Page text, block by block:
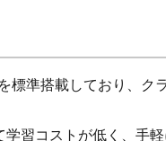
標準搭載しており、ク
習コストが低く、手